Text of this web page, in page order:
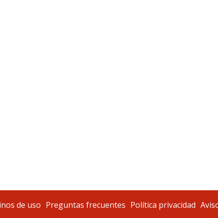
de uso Preguntas frecuentes Política privacidad